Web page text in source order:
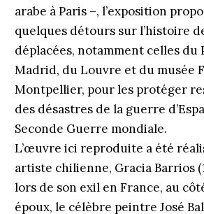
arabe à Paris –, l’exposition
quelques détours sur l’histoire
déplacées, notamment celles du
Madrid, du Louvre et du musée
Montpellier, pour les protéger
des désastres de la guerre
Seconde Guerre mondiale.
L’œuvre ici reproduite a été
artiste chilienne, Gracia Barrios
lors de son exil en France, au
époux, le célèbre peintre José